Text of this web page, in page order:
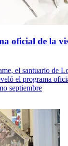
oficial de la
el santuario de
el programa
septiembre